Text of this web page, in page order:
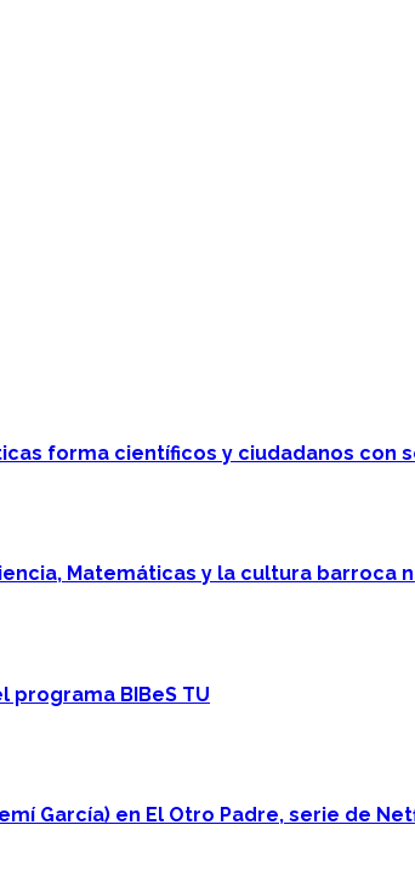
forma científicos y ciudadanos con
Matemáticas y la cultura barroca
programa BIBeS TU
García) en El Otro Padre, serie de